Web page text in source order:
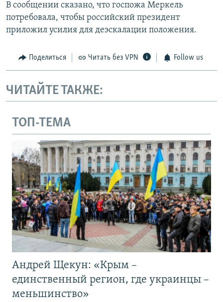
В сообщении сказано, что госпожа Меркель
потребовала, чтобы российский президент
приложил усилия для деэскалации положения.
Поделиться Читать без VPN Follow us
ЧИТАЙТЕ ТАКЖЕ:
ТОП-ТЕМА
Андрей Щекун: «Крым –
единственный регион, где украинцы –
меньшинство»